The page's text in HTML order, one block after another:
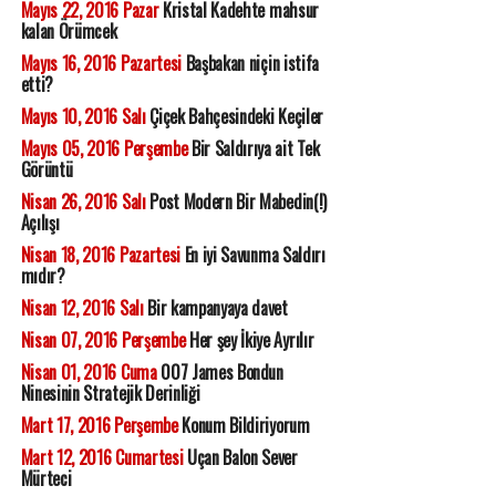
Mayıs 22, 2016 PazarKristal Kadehte mahsur
kalan Örümcek
Mayıs 16, 2016 PazartesiBaşbakan niçin istifa
etti?
Mayıs 10, 2016 SalıÇiçek Bahçesindeki Keçiler
Mayıs 05, 2016 PerşembeBir Saldırıya ait Tek
Görüntü
Nisan 26, 2016 SalıPost Modern Bir Mabedin(!)
Açılışı
Nisan 18, 2016 PazartesiEn iyi Savunma Saldırı
mıdır?
Nisan 12, 2016 SalıBir kampanyaya davet
Nisan 07, 2016 PerşembeHer şey İkiye Ayrılır
Nisan 01, 2016 Cuma007 James Bondun
Ninesinin Stratejik Derinliği
Mart 17, 2016 PerşembeKonum Bildiriyorum
Mart 12, 2016 CumartesiUçan Balon Sever
Mürteci